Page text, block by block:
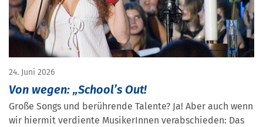
24. Juni 2026
Von wegen: „School’s Out!
Große Songs und berührende Talente? Ja! Aber auch wenn
wir hiermit verdiente MusikerInnen verabschieden: Das